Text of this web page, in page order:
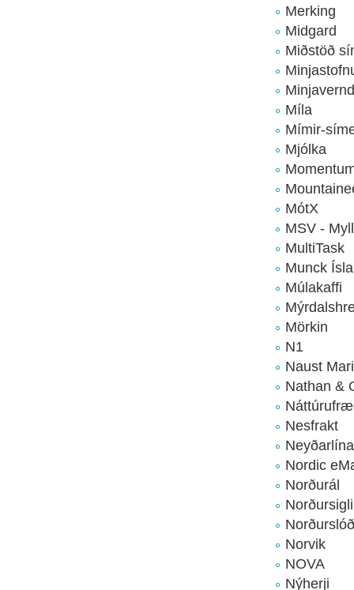
Merking
Midgard
Miðstöð
Minjavernd
Míla
Mímir-
Mjólka
MótX
MSV -
MultiTask
Munck
Múlakaffi
Mörkin
N1
Naust
Nathan &
Nesfrakt
Nordic
Norðurál
Norvik
NOVA
Nýherji